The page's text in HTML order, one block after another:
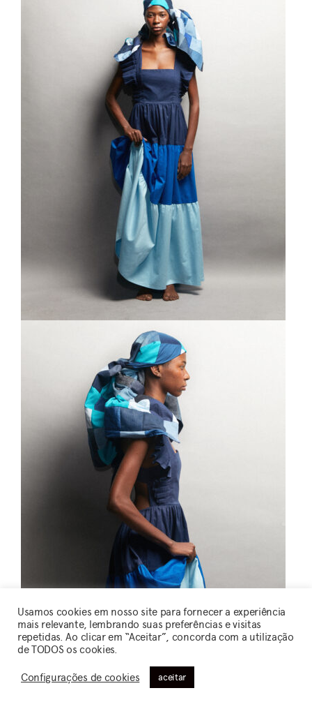
Estilista: Santa Resistência / Tecelagens: Tecidos
Usamos cookies em nosso site para fornecer a experiência
mais relevante, lembrando suas preferências e visitas
repetidas. Ao clicar em “Aceitar”, concorda com a utilização
de TODOS os cookies.
Configurações de cookies aceitar